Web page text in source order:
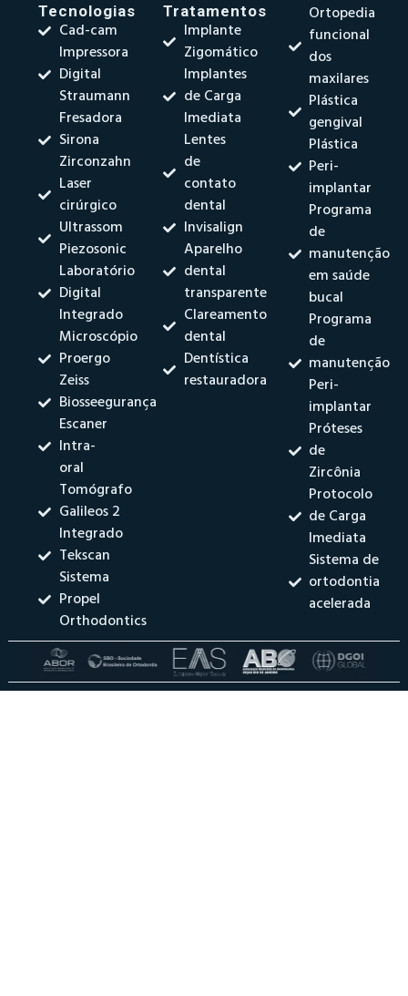
Tecnologias
Cad-cam
Impressora
Digital
Straumann
Fresadora
Sirona
Zirconzahn
Laser
cirúrgico
Ultrassom
Piezosonic
Laboratório
Digital
Integrado
Microscópio
Proergo
Zeiss
Biosseegurança
Escaner
Intra-
oral
Tomógrafo
Galileos 2
Integrado
Tekscan
Sistema
Propel
Orthodontics
Tratamentos
Implante
Zigomático
Implantes
de Carga
Imediata
Lentes
de
contato
dental
Invisalign
Aparelho
dental
transparente
Clareamento
dental
Dentística
restauradora
Ortopedia
funcional
dos
maxilares
Plástica
gengival
Plástica
Peri-
implantar
Programa
de
manutenção
em saúde
bucal
Programa
de
manutenção
Peri-
implantar
Próteses
de
Zircônia
Protocolo
de Carga
Imediata
Sistema de
ortodontia
acelerada